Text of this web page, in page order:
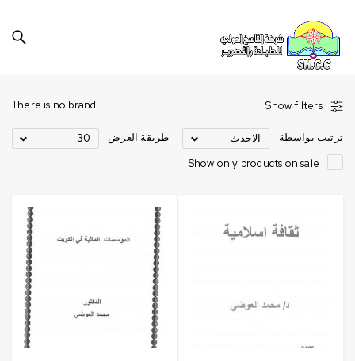
Show filters
There is no brand
ترتيب بواسطة
الاحدث
Show only products on sale
طريقة العرض 30